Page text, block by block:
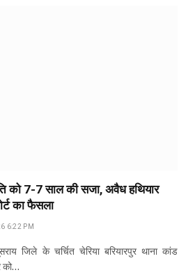
को 7-7 साल की सजा, अवैध हथियार
का फैसला
6:22 PM
जिले के चर्चित चेरिया बरियारपुर थाना कांड
को…